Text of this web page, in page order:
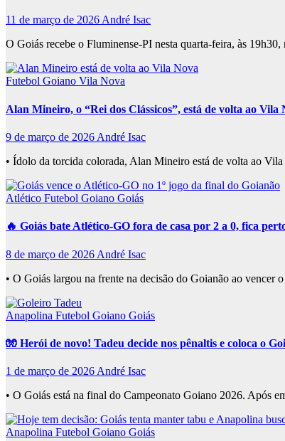
11 de março de 2026André Isac
O Goiás recebe o Fluminense-PI nesta quarta-feira, às
Futebol Goiano Vila Nova
Alan Mineiro, o “Rei dos Clássicos”, está de volta ao Vila
9 de março de 2026 André Isac
• Ídolo da torcida colorada, Alan Mineiro está de volta ao
Atlético Futebol Goiano Goiás
🔥 Goiás bate Atlético-GO fora de casa por 2 a 0, fica
8 de março de 2026 André Isac
• O Goiás largou na frente na decisão do Goianão ao
Anapolina Futebol Goiano Goiás
🧤 Herói de novo! Tadeu decide nos pênaltis e coloca o
1 de março de 2026 André Isac
• O Goiás está na final do Campeonato Goiano 2026. Após
Anapolina Futebol Goiano Goiás